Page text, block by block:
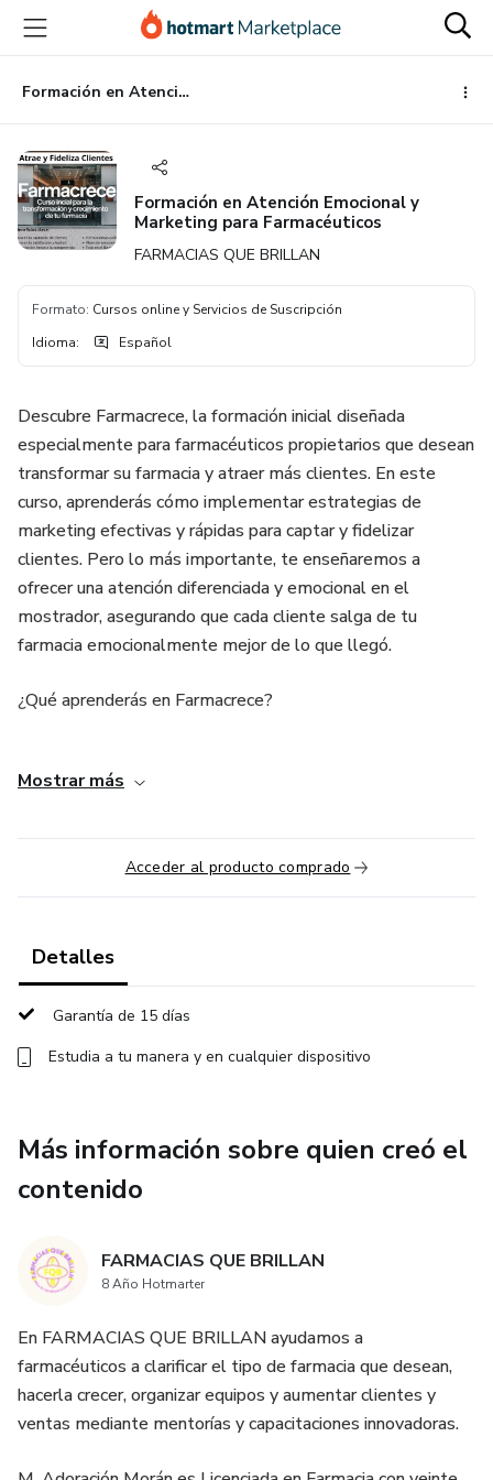
principal
página
de
página
Formación en Atención Emocional y Marketing para Farmacéuticos
Formación en Atención Emocional y
Marketing para Farmacéuticos
FARMACIAS QUE BRILLAN
Formato: Cursos online y Servicios de Suscripción
Idioma: Español
Descubre Farmacrece, la formación inicial diseñada
especialmente para farmacéuticos propietarios que desean
transformar su farmacia y atraer más clientes. En este
curso, aprenderás cómo implementar estrategias de
marketing efectivas y rápidas para captar y fidelizar
clientes. Pero lo más importante, te enseñaremos a
ofrecer una atención diferenciada y emocional en el
mostrador, asegurando que cada cliente salga de tu
farmacia emocionalmente mejor de lo que llegó.
¿Qué aprenderás en Farmacrece?
rápidas y efectivas herramientas de marketing.
Técnicas de comunicación empática para conectar con tus
mostrador para promover la calma mental y el equilibrio
emocional de tus clientes.
productos, sino por la experiencia emocional única que les
¿Para quién es Farmacrece? Farmacrece está diseñado
para farmacéuticos que quieran atraer más clientes,
destacar ofreciendo una atención emocional y
mejorar su visibilidad en su zona y también online.
Aumento en la captación de clientes mediante
herramientas sencillas.
Mostrar más
Acceder al producto comprado
Detalles
Garantía de 15 días
Estudia a tu manera y en cualquier dispositivo
Más información sobre quien creó el
contenido
FARMACIAS QUE BRILLAN
8 Año Hotmarter
En FARMACIAS QUE BRILLAN ayudamos a
farmacéuticos a clarificar el tipo de farmacia que desean,
hacerla crecer, organizar equipos y aumentar clientes y
ventas mediante mentorías y capacitaciones innovadoras.